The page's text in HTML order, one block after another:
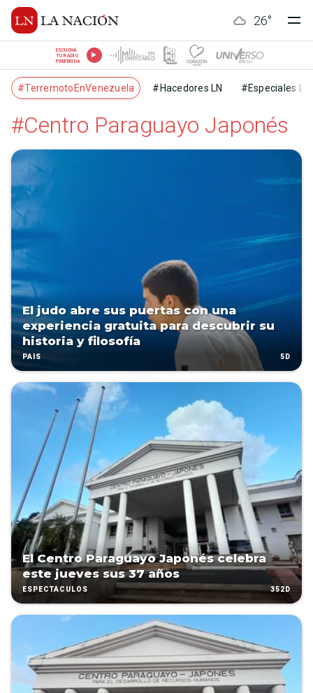
26°
ESCUCHÁ
TU RADIO
PREFERIDA
#TerremotoEnVenezuela #Hacedores LN #Especiales LN
#Centro Paraguayo Japonés
El judo abre sus puertas con una
experiencia gratuita para descubrir su
historia y filosofía
PAÍS 5D
El Centro Paraguayo Japonés celebra
este jueves sus 37 años
ESPECTÁCULOS 352D